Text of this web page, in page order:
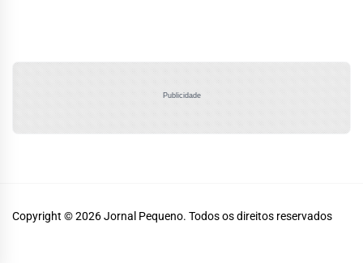
Publicidade
Copyright © 2026Jornal Pequeno. Todos os direitos reservados